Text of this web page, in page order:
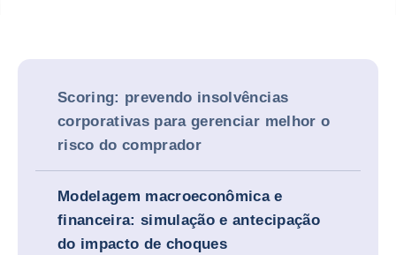
Scoring: prevendo insolvências
corporativas para gerenciar melhor o
risco do comprador
Modelagem macroeconômica e
financeira: simulação e antecipação
do impacto de choques